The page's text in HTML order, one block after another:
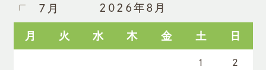
2026年8月
月 火 水 木 金 土 日
7月
1 2